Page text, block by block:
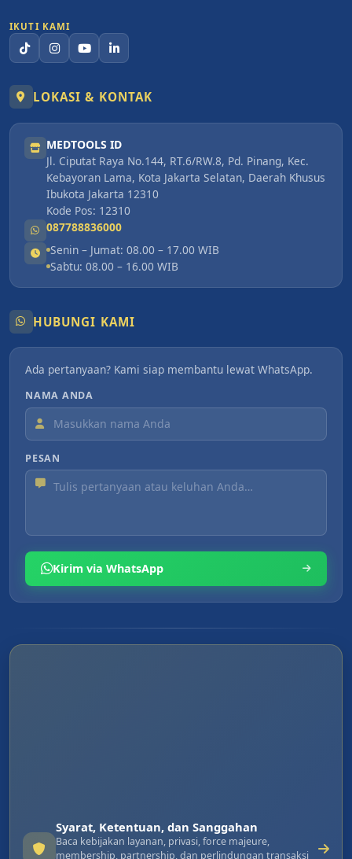
IKUTI KAMI
LOKASI & KONTAK
MEDTOOLS ID
Jl. Ciputat Raya No.144, RT.6/RW.8, Pd. Pinang, Kec.
Kebayoran Lama, Kota Jakarta Selatan, Daerah Khusus
Ibukota Jakarta 12310
Kode Pos: 12310
087788836000
Senin – Jumat: 08.00 – 17.00 WIB
Sabtu: 08.00 – 16.00 WIB
HUBUNGI KAMI
Ada pertanyaan? Kami siap membantu lewat WhatsApp.
NAMA ANDA
PESAN
Kirim via WhatsApp
Syarat, Ketentuan, dan Sanggahan
Baca kebijakan layanan, privasi, force majeure,
membership, partnership, dan perlindungan transaksi